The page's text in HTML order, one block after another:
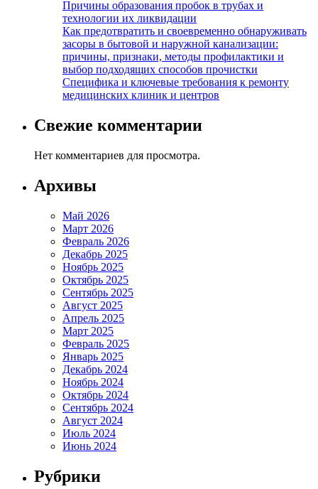
Причины образования пробок в трубах и
технологии их ликвидации
Как предотвратить и своевременно обнаруживать
засоры в бытовой и наружной канализации:
причины, признаки, методы профилактики и
выбор подходящих способов прочистки
Специфика и ключевые требования к ремонту
медицинских клиник и центров
Свежие комментарии
Нет комментариев для просмотра.
Архивы
Май 2026
Март 2026
Февраль 2026
Декабрь 2025
Ноябрь 2025
Октябрь 2025
Сентябрь 2025
Август 2025
Апрель 2025
Март 2025
Февраль 2025
Январь 2025
Декабрь 2024
Ноябрь 2024
Октябрь 2024
Сентябрь 2024
Август 2024
Июль 2024
Июнь 2024
Рубрики